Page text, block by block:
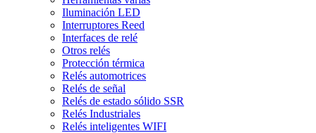
Iluminación LED
Interruptores Reed
Interfaces de relé
Otros relés
Protección térmica
Relés automotrices
Relés de señal
Relés de estado sólido SSR
Relés Industriales
Relés inteligentes WIFI